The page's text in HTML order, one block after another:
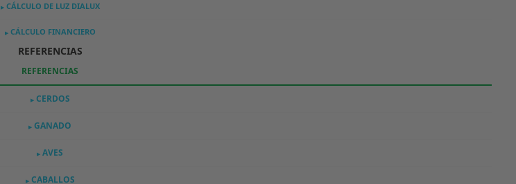
▶ CÁLCULO DE LUZ DIALUX
▶ CÁLCULO FINANCIERO
REFERENCIAS
REFERENCIAS
▶ CERDOS
▶ GANADO
▶ AVES
▶ CABALLOS